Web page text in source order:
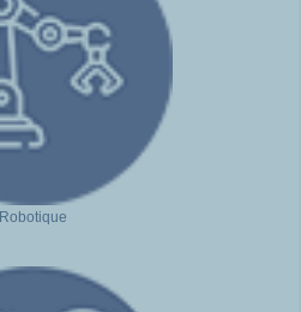
Robotique